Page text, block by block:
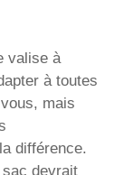
valise à
à toutes
mais
différence.
sac devrait